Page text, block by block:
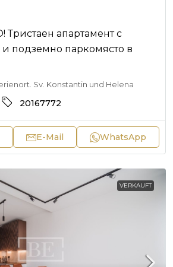
апартамент с
и подземно паркомясто в
Sv. Konstantin und Helena
20167772
E-Mail WhatsApp
VERKAUFT